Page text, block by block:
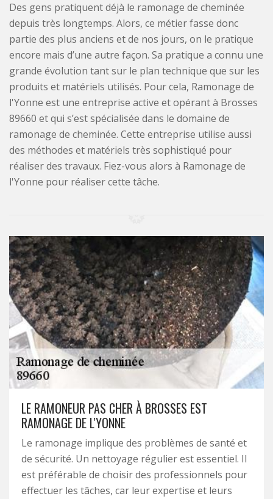
Des gens pratiquent déjà le ramonage de cheminée
depuis très longtemps. Alors, ce métier fasse donc
partie des plus anciens et de nos jours, on le pratique
encore mais d’une autre façon. Sa pratique a connu une
grande évolution tant sur le plan technique que sur les
produits et matériels utilisés. Pour cela, Ramonage de
l'Yonne est une entreprise active et opérant à Brosses
89660 et qui s’est spécialisée dans le domaine de
ramonage de cheminée. Cette entreprise utilise aussi
des méthodes et matériels très sophistiqué pour
réaliser des travaux. Fiez-vous alors à Ramonage de
l'Yonne pour réaliser cette tâche.
LE RAMONEUR PAS CHER À BROSSES EST
RAMONAGE DE L'YONNE
Le ramonage implique des problèmes de santé et
de sécurité. Un nettoyage régulier est essentiel. Il
est préférable de choisir des professionnels pour
effectuer les tâches, car leur expertise et leurs